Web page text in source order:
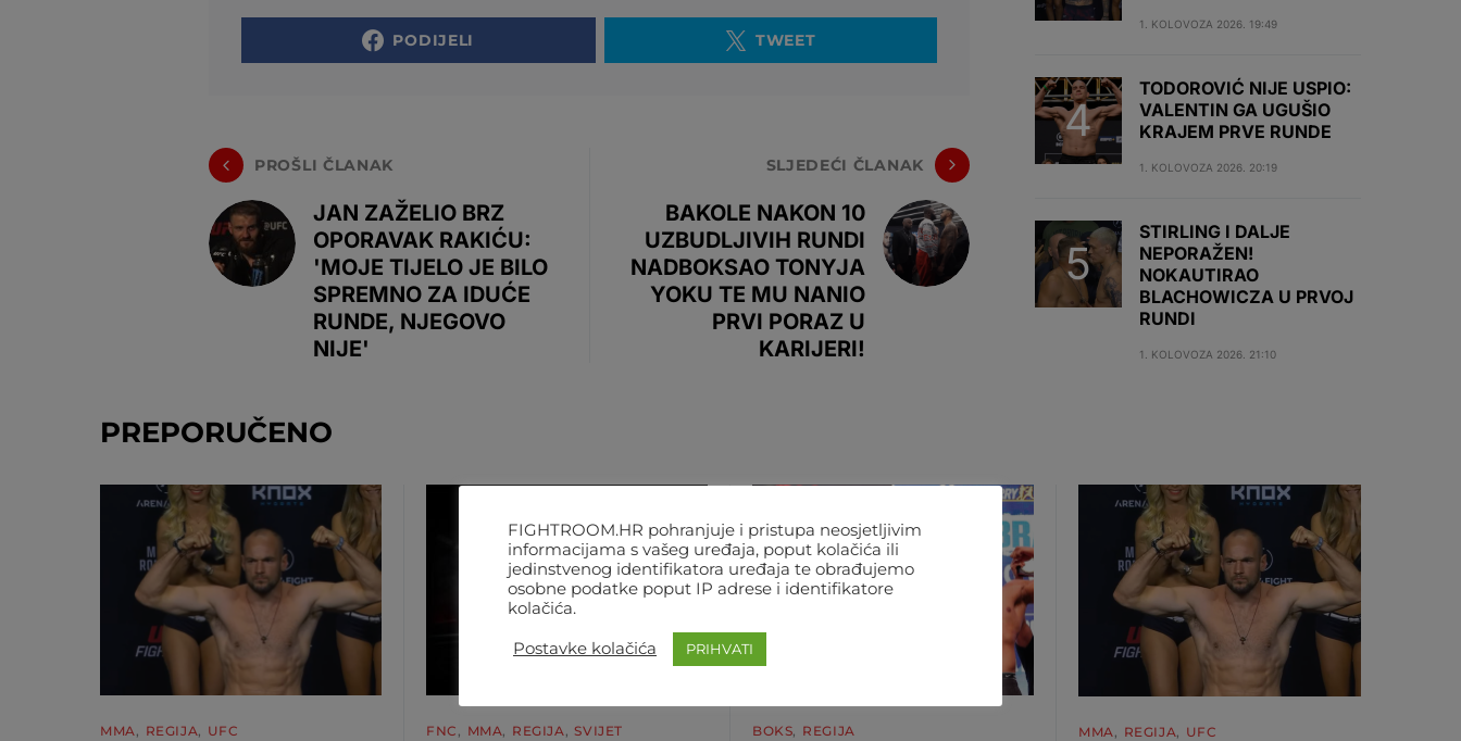
PODIJELI TWEET
PROŠLI ČLANAK
JAN ZAŽELIO BRZ
OPORAVAK RAKIĆU:
'MOJE TIJELO JE BILO
SPREMNO ZA IDUĆE
RUNDE, NJEGOVO
NIJE'
SLJEDEĆI ČLANAK
BAKOLE NAKON 10
UZBUDLJIVIH RUNDI
NADBOKSAO TONYJA
YOKU TE MU NANIO
PRVI PORAZ U
KARIJERI!
1. KOLOVOZA 2026. 19:49
TODOROVIĆ NIJE USPIO:
VALENTIN GA UGUŠIO
KRAJEM PRVE RUNDE
1. KOLOVOZA 2026. 20:19
STIRLING I DALJE
NEPORAŽEN!
NOKAUTIRAO
BLACHOWICZA U PRVOJ
RUNDI
1. KOLOVOZA 2026. 21:10
PREPORUČENO
MMA REGIJA UFC FNC MMA REGIJA SVIJET BOKS REGIJA MMA REGIJA UFC
FIGHTROOM.HR pohranjuje i pristupa neosjetljivim
informacijama s vašeg uređaja, poput kolačića ili
jedinstvenog identifikatora uređaja te obrađujemo
osobne podatke poput IP adrese i identifikatore
kolačića.
Postavke kolačića PRIHVATI